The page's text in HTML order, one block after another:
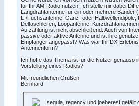
für Ihr AM-Radio nutzen. Ich stelle mir dabei
Langdrahtantenne für ein oder mehrere Bänder (
L-/Fuchsantenne, Ganz- oder Halbwellendipole,
Deltaschleifen, Loopantenne,
Aufzählung ist nicht abschließend. Auch von
passive oder aktive Antenne und ist ihre genutze
Empfänger angepasst? Was war Ihr DX-
Antennenform?
Ich hoffe das Thema ist für die Nutzer genauso
Vorstellung eines Radios?
Mit freundlichen Grüßen
Bernhard
segula regency und joeberesf gefällt